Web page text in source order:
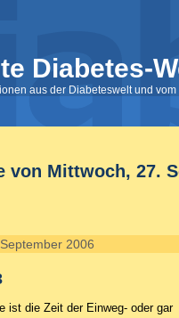
Diabetes-
aus der Diabeteswelt und
von Mittwoch, 27.
2006
ist die Zeit der Einweg- oder gar